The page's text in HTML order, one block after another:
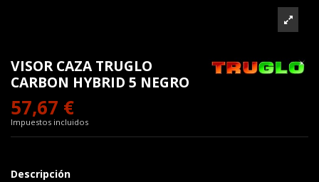
VISOR CAZA TRUGLO
CARBON HYBRID 5 NEGRO
57,67 €
Impuestos incluidos
Descripción